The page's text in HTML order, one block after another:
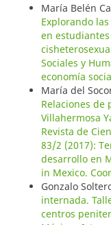
María Belén
Explorando
en
Sociales y
economía
María del
Relaciones de
Villahermosa
Revista de
83/2 (2017):
desarrollo en
in Mexico.
Gonzalo
internada.
centros